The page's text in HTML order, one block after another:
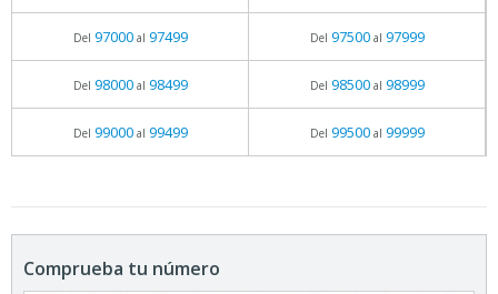
Del 97000al 97499 Del 97500al 97999
Del 98000al 98499 Del 98500al 98999
Del 99000al 99499 Del 99500al 99999
Comprueba tu número